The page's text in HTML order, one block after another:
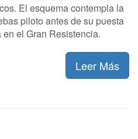
El esquema contempla la
piloto antes de su puesta
el Gran Resistencia.
Leer Más